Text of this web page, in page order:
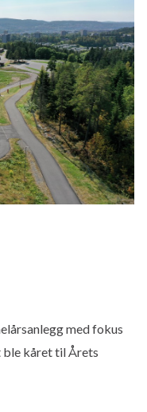
med fokus
ble kåret til Årets